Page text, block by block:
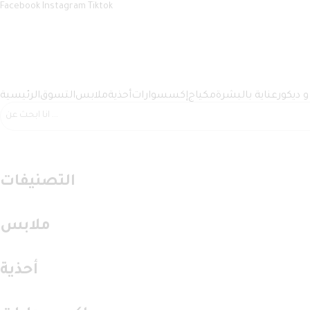
Facebook Instagram Tiktok
الرئيسيةالتسوقملابسأحذيةإكسسواراتمكياجعناية بالبشرةديكور
التصنيفات
ملابس
أحذية